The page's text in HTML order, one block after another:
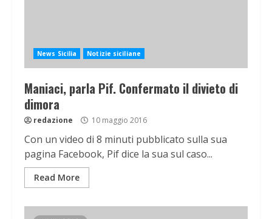
News Sicilia Notizie siciliane
Maniaci, parla Pif. Confermato il divieto di
dimora
redazione 10 maggio 2016
Con un video di 8 minuti pubblicato sulla sua
pagina Facebook, Pif dice la sua sul caso...
Read More